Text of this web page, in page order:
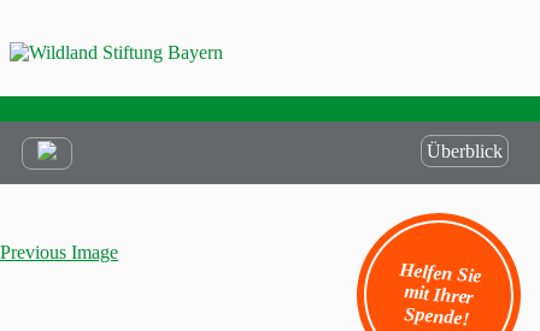
Helfen Sie
mit Ihrer
Spende!
Überblick
Previous Image